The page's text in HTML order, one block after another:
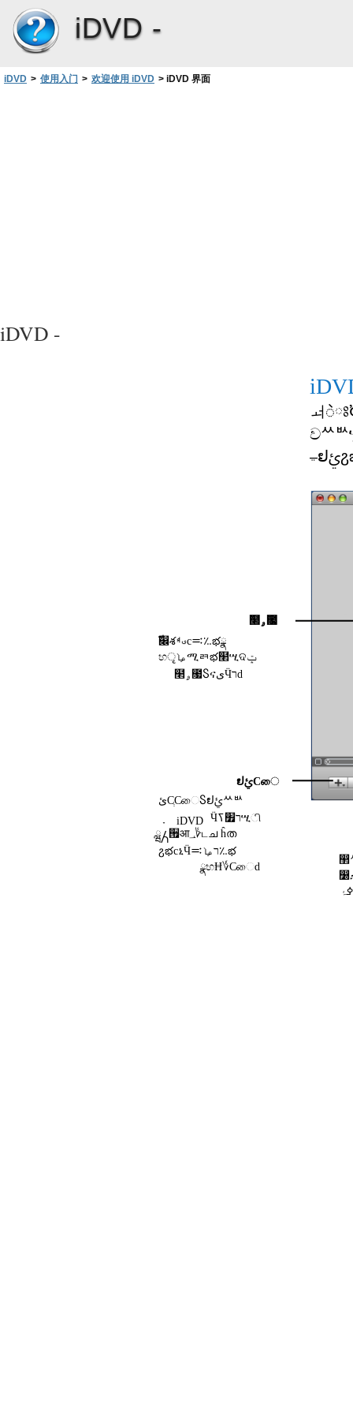
iDVD -
iDVD > 使用入门 > 欢迎使用 iDVD > iDVD 界面
iDVD -
໢ۄ೗
ࣞ෌శࣉࢂc࠺؉భྣ
භࡩृሚᇘభ໢ሢଦݓ
໢ۄ೗ႽናىӴרd
ຢࢨСை
ئСְСைႽຢࢨᄊᄡ
iDVD
Ӵר׿ߖሢி
ྺ႓੟आ؀؇டച ĥത
ჷభcኒӴרࡩ࠺؉భ
ྣභĦ؇Сைd